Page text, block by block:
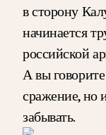
в сторону
начинается
российской
А вы
сражение, но
забывать.